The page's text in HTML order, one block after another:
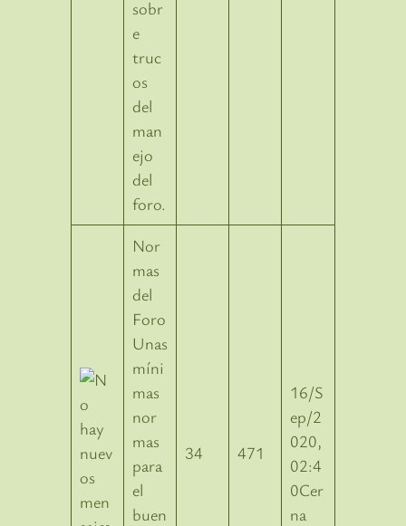
sobr
e
truc
os
del
man
ejo
del
foro.
Nor
mas
del
Foro
Unas
míni
mas
nor
mas
para
el
buen
34 471
16/S
ep/2
020,
02:4
0Cer
na